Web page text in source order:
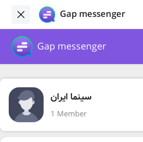
Gap messenger
Gap messenger
سینما ایران
1 Member